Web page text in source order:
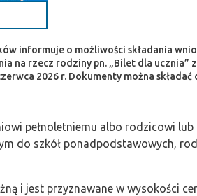
informuje o możliwości składania
na rzecz rodziny pn. „Bilet dla ucznia”
2026 r. Dokumenty można składać
pełnoletniemu albo rodzicowi
do szkół ponadpodstawowych,
i jest przyznawane w wysokości